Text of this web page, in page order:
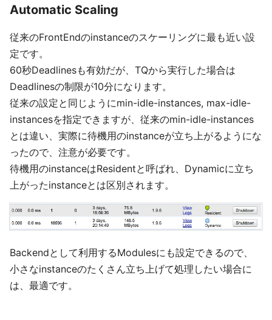
Automatic Scaling
従来のFrontEndのinstanceのスケーリングに最も近い設
定です。
60秒Deadlinesも有効だが、TQから実行した場合は
Deadlinesの制限が10分になります。
従来の設定と同じようにmin-idle-instances, max-idle-
instancesを指定できますが、従来のmin-idle-instances
とは違い、実際に待機用のinstanceが立ち上がるようにな
ったので、注意が必要です。
待機用のinstanceはResidentと呼ばれ、Dynamicに立ち
上がったinstanceとは区別されます。
Backendとして利用するModulesにも設定できるので、
小さなinstanceのたくさん立ち上げて処理したい場合に
は、最適です。